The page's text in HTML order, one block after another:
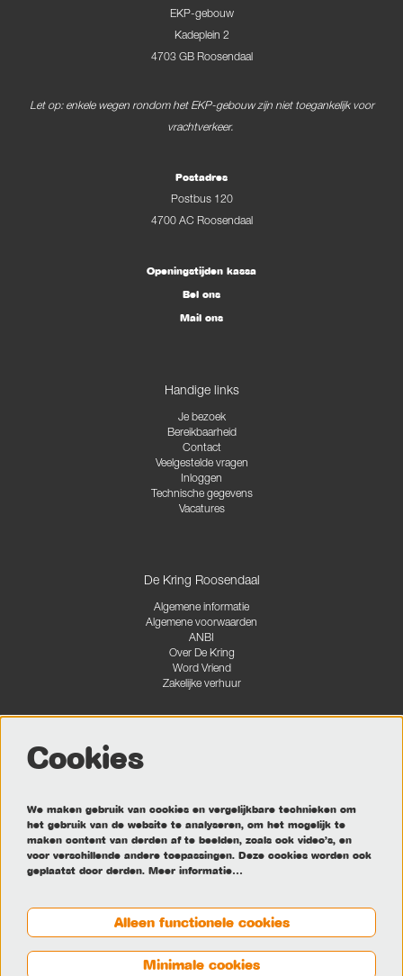
EKP-gebouw
Kadeplein 2
4703 GB Roosendaal
Let op: enkele wegen rondom het EKP-gebouw zijn niet toegankelijk voor
vrachtverkeer.
Postadres
Postbus 120
4700 AC Roosendaal
Openingstijden kassa
Bel ons
Mail ons
Handige links
Je bezoek
Bereikbaarheid
Contact
Veelgestelde vragen
Inloggen
Technische gegevens
Vacatures
De Kring Roosendaal
Algemene informatie
Algemene voorwaarden
ANBI
Over De Kring
Word Vriend
Zakelijke verhuur
Meld je aan voor de nieuwsbrief
Aanmelden
Cookies
We maken gebruik van cookies en vergelijkbare technieken om
het gebruik van de website te analyseren, om het mogelijk te
maken content van derden af te beelden, zoals ook video’s, en
voor verschillende andere toepassingen. Deze cookies worden ook
geplaatst door derden. Meer informatie…
Alleen functionele cookies
Minimale cookies